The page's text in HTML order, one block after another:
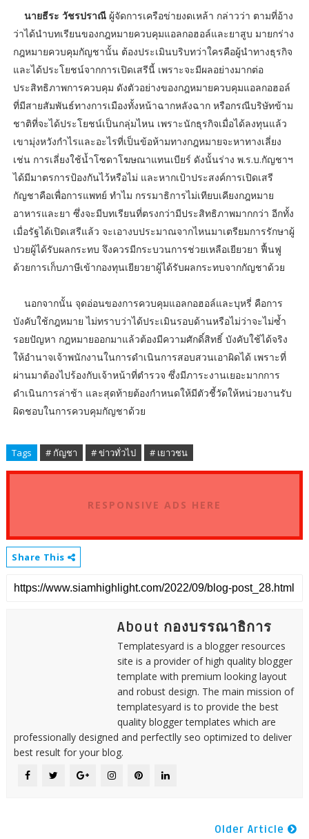
นายธีระ วัชรปราณีผู้จัดการเครือข่ายงดเหล้า กล่าวว่า ตามที่อ้าง
ว่าได้นำบทเรียนของกฎหมายควบคุมแอลกอฮอล์และยาสูบ มายกร่าง
กฎหมายควบคุมกัญชานั้น ต้องประเมินบริบทว่าใครคือผู้นำทางธุรกิจ
และได้ประโยชน์จากการเปิดเสรีนี้ เพราะจะมีผลอย่างมากต่อ
ประสิทธิภาพการควบคุม ดังตัวอย่างของกฎหมายควบคุมแอลกอฮอล์
ที่มีสายสัมพันธ์ทางการเมืองทั้งหน้าฉากหลังฉาก หรือกรณีบริษัทข้าม
ชาติที่จะได้ประโยชน์เป็นกลุ่มไหน เพราะนักธุรกิจเมื่อได้ลงทุนแล้ว
เขามุ่งหวังกำไรและอะไรที่เป็นข้อห้ามทางกฎหมายจะหาทางเลี่ยง
เช่น การเลี่ยงใช้น้ำโซดาโฆษณาแทนเบียร์ ดังนั้นร่าง พ.ร.บ.กัญชาฯ
ได้มีมาตรการป้องกันไว้หรือไม่ และหากเป้าประสงค์การเปิดเสรี
กัญชาคือเพื่อการแพทย์ ทำไม กรรมาธิการไม่เทียบเคียงกฎหมาย
อาหารและยา ซึ่งจะมีบทเรียนที่ตรงกว่ามีประสิทธิภาพมากกว่า อีกทั้ง
เมื่อรัฐได้เปิดเสรีแล้ว จะเอางบประมาณจากไหนมาเตรียมการรักษาผู้
ป่วยผู้ได้รับผลกระทบ จึงควรมีกระบวนการช่วยเหลือเยียวยา ฟื้นฟู
ด้วยการเก็บภาษีเข้ากองทุนเยียวยาผู้ได้รับผลกระทบจากกัญชาด้วย
นอกจากนั้น จุดอ่อนของการควบคุมแอลกอฮอล์และบุหรี่ คือการ
บังคับใช้กฎหมาย ไม่ทราบว่าได้ประเมินรอบด้านหรือไม่ว่าจะไม่ซ้ำ
รอยปัญหา กฎหมายออกมาแล้วต้องมีความศักดิ์สิทธิ์ บังคับใช้ได้จริง
ให้อำนาจเจ้าพนักงานในการดำเนินการสอบสวนเอาผิดได้ เพราะที่
ผ่านมาต้องไปร้องกับเจ้าหน้าที่ตำรวจ ซึ่งมีภาระงานเยอะมากการ
ดำเนินการล่าช้า และสุดท้ายต้องกำหนดให้มีตัวชี้วัดให้หน่วยงานรับ
ผิดชอบในการควบคุมกัญชาด้วย
Tags # กัญชา # ข่าวทั่วไป # เยาวชน
RESPONSIVE ADS HERE
Share This
About กองบรรณาธิการ
Templatesyard is a blogger resources
site is a provider of high quality blogger
template with premium looking layout
and robust design. The main mission of
templatesyard is to provide the best
quality blogger templates which are
professionally designed and perfectlly seo optimized to deliver
best result for your blog.
Older Article